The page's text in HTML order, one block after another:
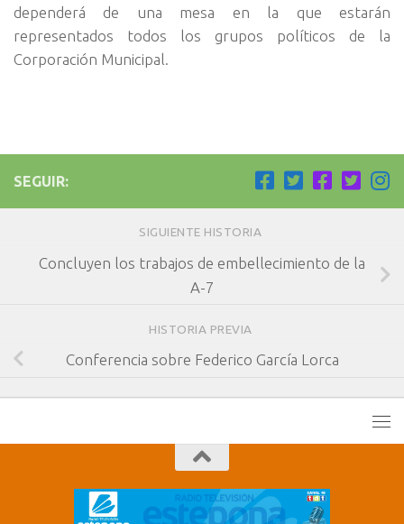
dependerá de una mesa en la que estarán
representados todos los grupos políticos de la
Corporación Municipal.
SEGUIR:
SIGUIENTE HISTORIA
Concluyen los trabajos de embellecimiento de la
A-7
HISTORIA PREVIA
Conferencia sobre Federico García Lorca